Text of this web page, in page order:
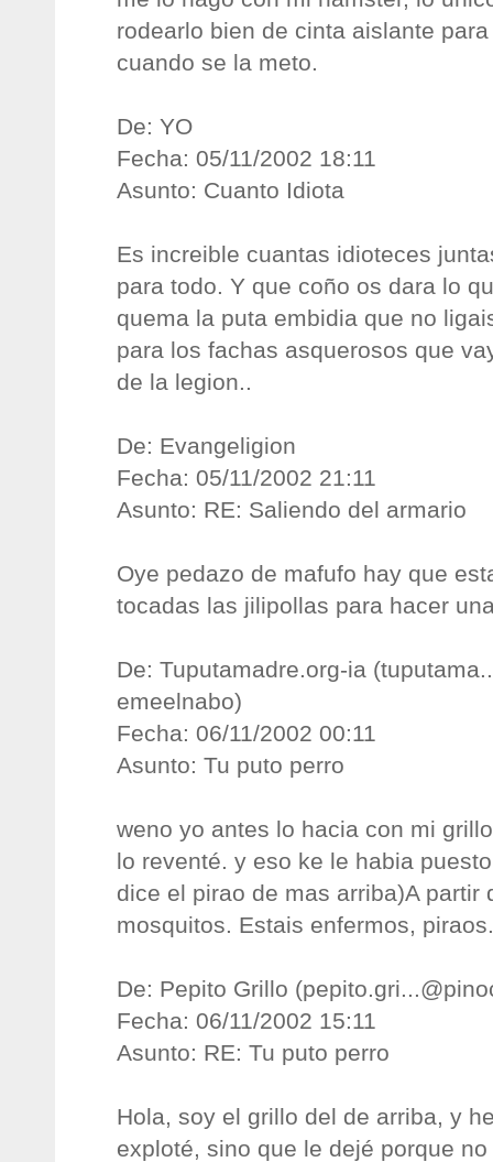
rodearlo bien de cinta aislante
cuando se la meto.
De: YO
Fecha: 05/11/2002 18:11
Asunto: Cuanto Idiota
Es increible cuantas idioteces
para todo. Y que coño os dara lo
quema la puta embidia que no
para los fachas asquerosos que
de la legion..
De: Evangeligion
Fecha: 05/11/2002 21:11
Asunto: RE: Saliendo del armario
Oye pedazo de mafufo hay que
tocadas las jilipollas para hacer
De: Tuputamadre.org-ia (
emeelnabo)
Fecha: 06/11/2002 00:11
Asunto: Tu puto perro
weno yo antes lo hacia con mi
lo reventé. y eso ke le habia
dice el pirao de mas arriba)A partir
mosquitos. Estais enfermos, piraos.
De: Pepito Grillo (
Fecha: 06/11/2002 15:11
Asunto: RE: Tu puto perro
Hola, soy el grillo del de arriba, y
exploté, sino que le dejé porque